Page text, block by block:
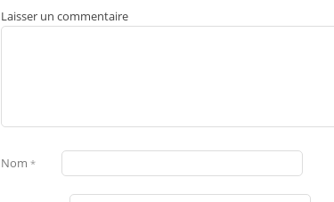
Laisser un commentaire
Nom *